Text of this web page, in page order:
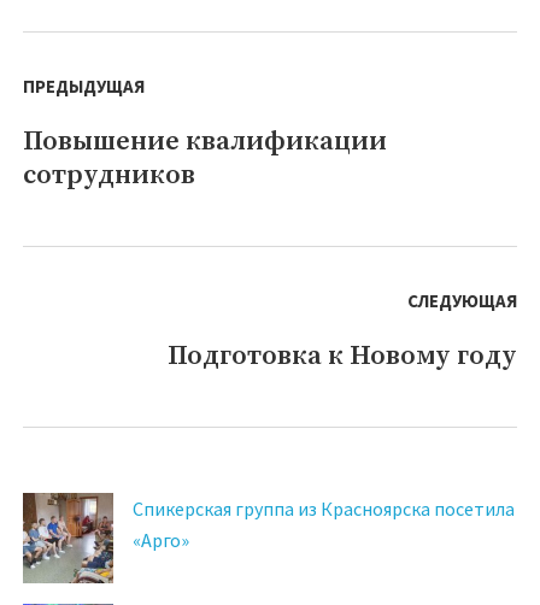
по
записям
ПРЕДЫДУЩАЯ
Предыдущая
запись:
Повышение квалификации
сотрудников
СЛЕДУЮЩАЯ
Подготовка к Новому году
Спикерская группа из Красноярска посетила
«Арго»